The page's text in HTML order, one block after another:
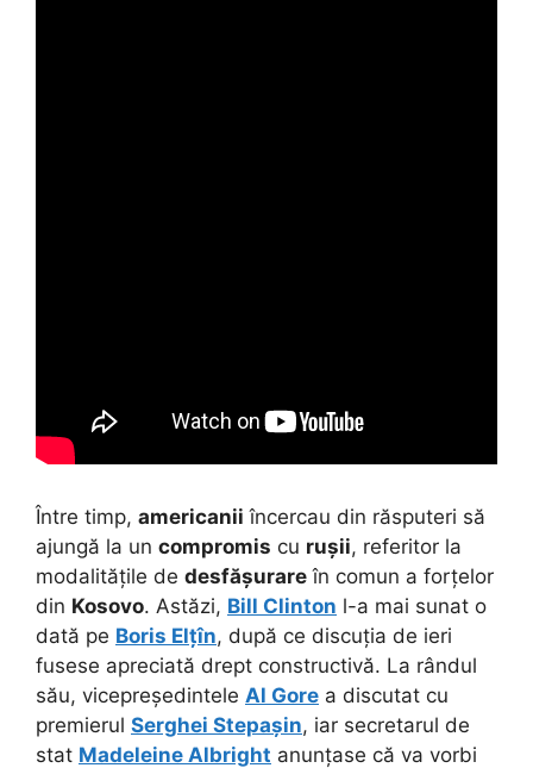
Între timp, americanii încercau din răsputeri să
ajungă la un compromis cu rușii, referitor la
modalitățile de desfășurare în comun a forțelor
din Kosovo. Astăzi, Bill Clinton l-a mai sunat o
dată pe Boris Elțîn, după ce discuția de ieri
fusese apreciată drept constructivă. La rândul
său, vicepreședintele Al Gore a discutat cu
premierul Serghei Stepașin, iar secretarul de
stat Madeleine Albright anunțase că va vorbi